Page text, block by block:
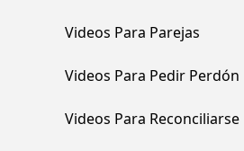
Videos Para Parejas
Videos Para Pedir Perdón
Videos Para Reconciliarse